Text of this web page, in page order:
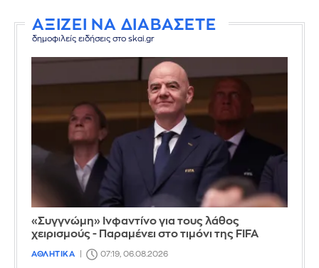
ΑΞΙΖΕΙ ΝΑ ΔΙΑΒΑΣΕΤΕ
δημοφιλείς ειδήσεις στο skai.gr
«Συγγνώμη» Ινφαντίνο για τους λάθος
χειρισμούς - Παραμένει στο τιμόνι της FIFA
ΑΘΛΗΤΙΚΑ 07:19, 06.08.2026